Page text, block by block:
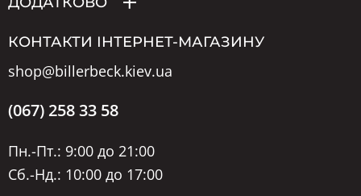
КОНТАКТИ ІНТЕРНЕТ-МАГАЗИНУ
shop@billerbeck.kiev.ua
(067) 258 33 58
Пн.-Пт.: 9:00 до 21:00
Сб.-Нд.: 10:00 до 17:00